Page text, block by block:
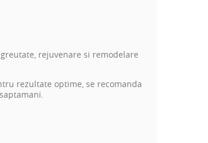
rejuvenare si remodelare
rezultate optime, se recomanda